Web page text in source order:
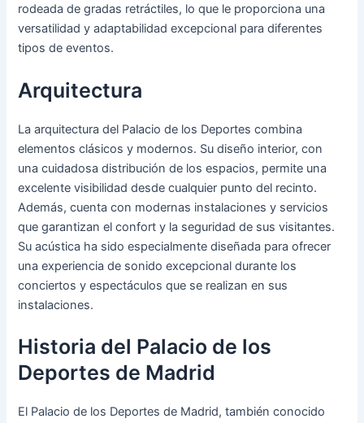
rodeada de gradas retráctiles, lo que le proporciona una
versatilidad y adaptabilidad excepcional para diferentes
tipos de eventos.
Arquitectura
La arquitectura del Palacio de los Deportes combina
elementos clásicos y modernos. Su diseño interior, con
una cuidadosa distribución de los espacios, permite una
excelente visibilidad desde cualquier punto del recinto.
Además, cuenta con modernas instalaciones y servicios
que garantizan el confort y la seguridad de sus visitantes.
Su acústica ha sido especialmente diseñada para ofrecer
una experiencia de sonido excepcional durante los
conciertos y espectáculos que se realizan en sus
instalaciones.
Historia del Palacio de los
Deportes de Madrid
El Palacio de los Deportes de Madrid, también conocido